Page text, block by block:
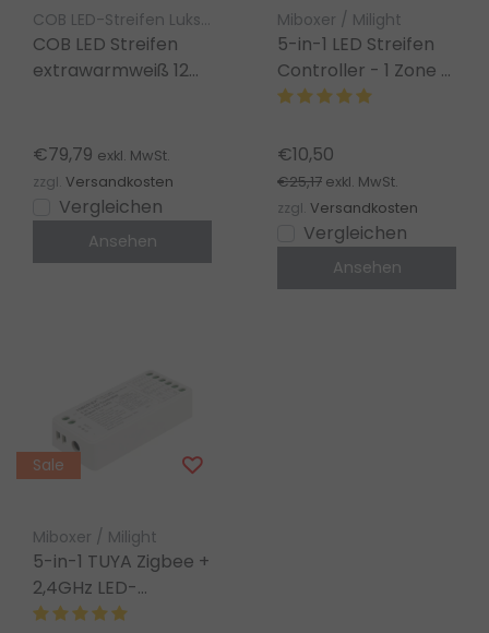
COB LED-Streifen Luksus
COB LED Streifen
extrawarmweiß 12W
10m kürzbar
€79,79 exkl. MwSt.
zzgl. Versandkosten
Vergleichen
Ansehen
Miboxer / Milight
5-in-1 LED Streifen
Controller - 1 Zone -
PRO - MiBoxer SR5
€10,50
€25,17 exkl. MwSt.
zzgl. Versandkosten
Vergleichen
Ansehen
Sale
Miboxer / Milight
5-in-1 TUYA Zigbee +
2,4GHz LED-
Controller für Single